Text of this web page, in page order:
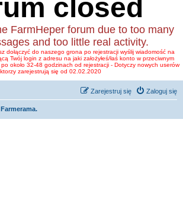
closed
FarmHeper forum due to too many
and too little real activity.
dołączyć do naszego grona po rejestracji wyślij wiadomość na
Twój login z adresu na jaki założyłeś/łaś konto w przeciwnym
około 32-48 godzinach od rejestracji - Dotyczy nowych userów
ktorzy zarejestrują się od 02.02.2020
Zaloguj się
Zarejestruj się